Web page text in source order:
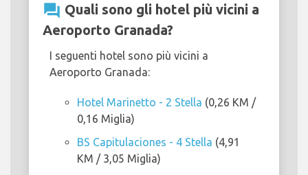
question_answer Quali sono gli hotel più vicini a
Aeroporto Granada?
I seguenti hotel sono più vicini a
Aeroporto Granada:
Hotel Marinetto - 2 Stella (0,26 KM /
0,16 Miglia)
BS Capitulaciones - 4 Stella (4,91
KM / 3,05 Miglia)